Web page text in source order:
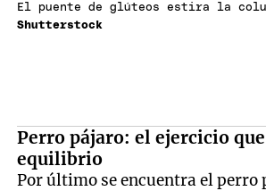
El puente de glúteos estira la
Shutterstock
Perro pájaro: el ejercicio
equilibrio
Por último se encuentra el perro